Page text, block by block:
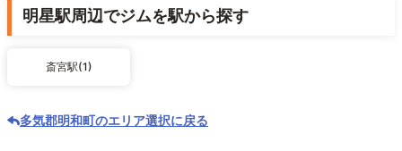
明星駅周辺でジムを駅から探す
斎宮駅(1)
多気郡明和町のエリア選択に戻る